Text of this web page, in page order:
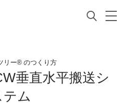
リー® のつくり方
垂直水平搬送シ
テム